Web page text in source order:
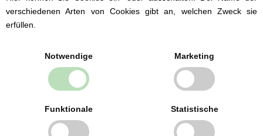
verschiedenen Arten von Cookies gibt an, welchen Zweck sie
erfüllen.
Notwendige Marketing
Funktionale Statistische